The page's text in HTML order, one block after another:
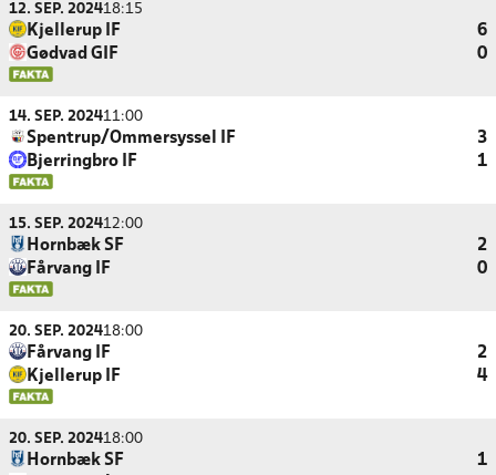
12. SEP. 202418:15
Kjellerup IF
6
Gødvad GIF
0
14. SEP. 202411:00
Spentrup/Ommersyssel IF
3
Bjerringbro IF
1
15. SEP. 202412:00
Hornbæk SF
2
Fårvang IF
0
20. SEP. 202418:00
Fårvang IF
2
Kjellerup IF
4
20. SEP. 202418:00
Hornbæk SF 1